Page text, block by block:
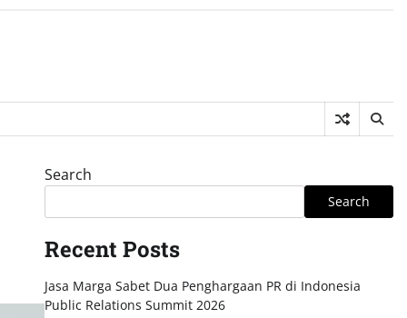
Search
Search
Recent Posts
Jasa Marga Sabet Dua Penghargaan PR di Indonesia
Public Relations Summit 2026